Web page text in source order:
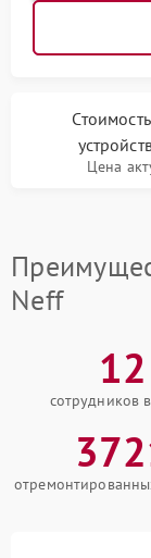
Цена
Neff
12
сотрудников